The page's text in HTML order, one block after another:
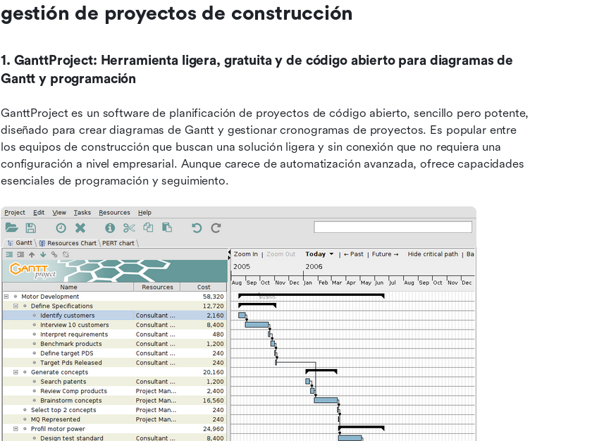
gestión de proyectos de construcción
1. GanttProject: Herramienta ligera, gratuita y de código abierto para diagramas de
Gantt y programación
GanttProject es un software de planificación de proyectos de código abierto, sencillo pero potente,
diseñado para crear diagramas de Gantt y gestionar cronogramas de proyectos. Es popular entre
los equipos de construcción que buscan una solución ligera y sin conexión que no requiera una
configuración a nivel empresarial. Aunque carece de automatización avanzada, ofrece capacidades
esenciales de programación y seguimiento.